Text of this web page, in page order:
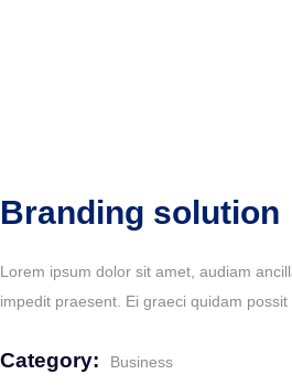
Branding solution
Lorem ipsum dolor sit amet, audiam
impedit praesent. Ei graeci quidam
Category: Business